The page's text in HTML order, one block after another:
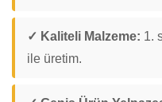
✓ Kaliteli Malzeme: 1.
ile üretim.